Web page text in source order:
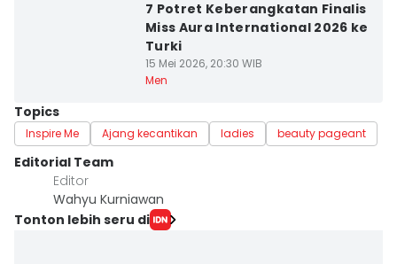
7 Potret Keberangkatan Finalis
Miss Aura International 2026 ke
Turki
15 Mei 2026, 20:30 WIB
Men
Topics
Inspire Me Ajang kecantikan ladies beauty pageant
Editorial Team
Editor
Wahyu Kurniawan
Tonton lebih seru di